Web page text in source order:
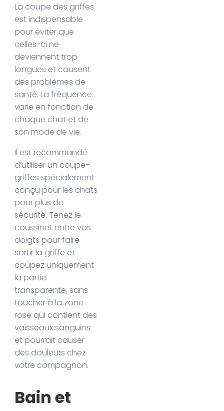
La coupe des griffes
est indispensable
pour éviter que
celles-ci ne
deviennent trop
longues et causent
des problèmes de
santé. La fréquence
varie en fonction de
chaque chat et de
son mode de vie.
Il est recommandé
d’utiliser un coupe-
griffes spécialement
conçu pour les chats
pour plus de
sécurité. Tenez le
coussinet entre vos
doigts pour faire
sortir la griffe et
coupez uniquement
la partie
transparente, sans
toucher à la zone
rose qui contient des
vaisseaux sanguins
et pourrait causer
des douleurs chez
votre compagnon.
Bain et